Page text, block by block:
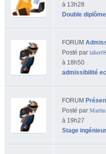
à 13h28
Double
FORUM
Posté par
à 18h50
admissibilité
FORUM
Posté par
à 19h27
Stage